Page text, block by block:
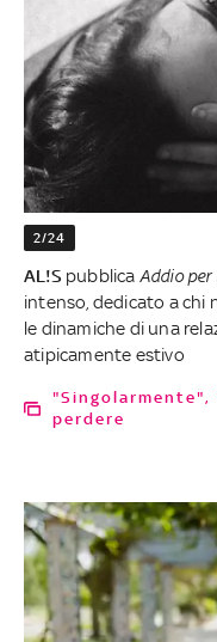
2/24
AL!S pubblica Addio per
intenso, dedicato a chi
le dinamiche di una
atipicamente estivo
"Singolarmente", i 27 singoli usciti e da non
perdere